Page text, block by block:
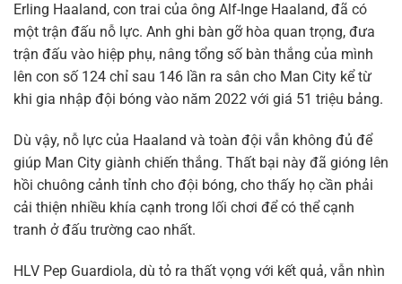
Erling Haaland, con trai của ông Alf-Inge Haaland, đã có
một trận đấu nỗ lực. Anh ghi bàn gỡ hòa quan trọng, đưa
trận đấu vào hiệp phụ, nâng tổng số bàn thắng của mình
lên con số 124 chỉ sau 146 lần ra sân cho Man City kể từ
khi gia nhập đội bóng vào năm 2022 với giá 51 triệu bảng.
Dù vậy, nỗ lực của Haaland và toàn đội vẫn không đủ để
giúp Man City giành chiến thắng. Thất bại này đã gióng lên
hồi chuông cảnh tỉnh cho đội bóng, cho thấy họ cần phải
cải thiện nhiều khía cạnh trong lối chơi để có thể cạnh
tranh ở đấu trường cao nhất.
HLV Pep Guardiola, dù tỏ ra thất vọng với kết quả, vẫn nhìn